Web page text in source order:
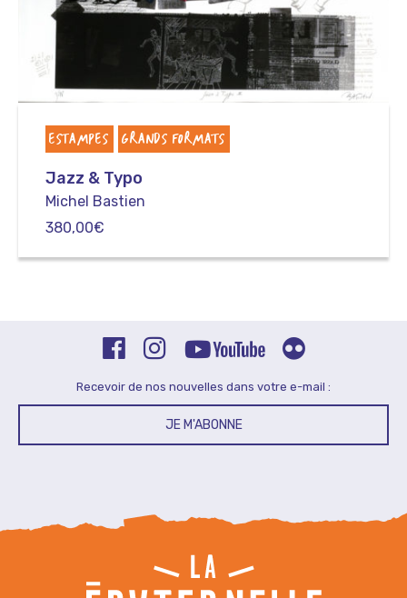
ESTAMPES GRANDS FORMATS
Jazz & Typo
Michel Bastien
380,00€
Recevoir de nos nouvelles dans votre e-mail :
JE M'ABONNE